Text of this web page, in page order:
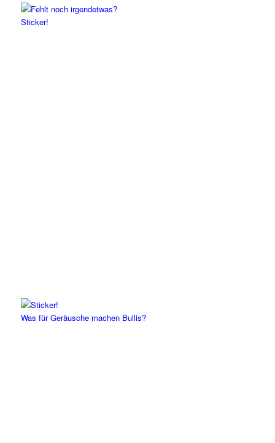
Sticker!
Was für Geräusche machen Bullis?